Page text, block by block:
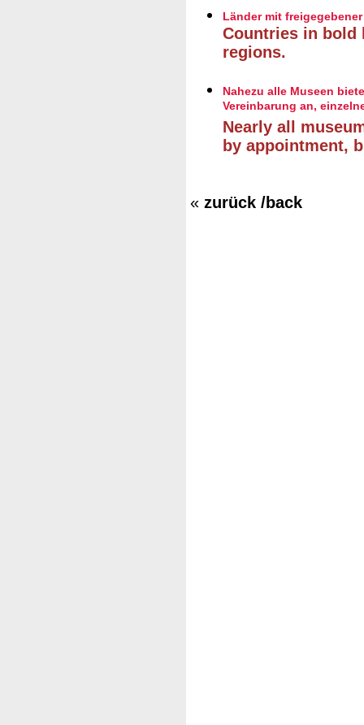
Länder mit
Countries in bold
regions.
Nahezu alle Museen
Vereinbarung an,
Nearly all
by appointment,
« zurück /back